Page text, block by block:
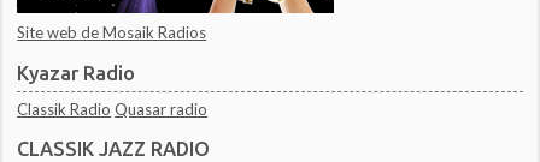
Site web de Mosaik Radios
Kyazar Radio
Classik Radio Quasar radio
CLASSIK JAZZ RADIO